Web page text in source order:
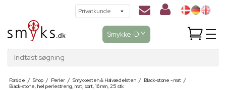
Smykke-DIY
Indtast søgning
Forside / Shop / Perler / Smykkesten & Halvædelsten / Black-stone - mat /
Black-stone, hel perlestreng, mat, sort, 16 mm, 25 stk